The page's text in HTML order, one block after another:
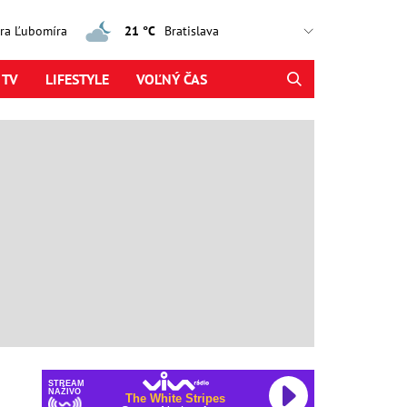
Ľubomíra 21 °C
LIFESTYLE VOĽNÝ ČAS
STREAM
NAŽIVO
The White Stripes